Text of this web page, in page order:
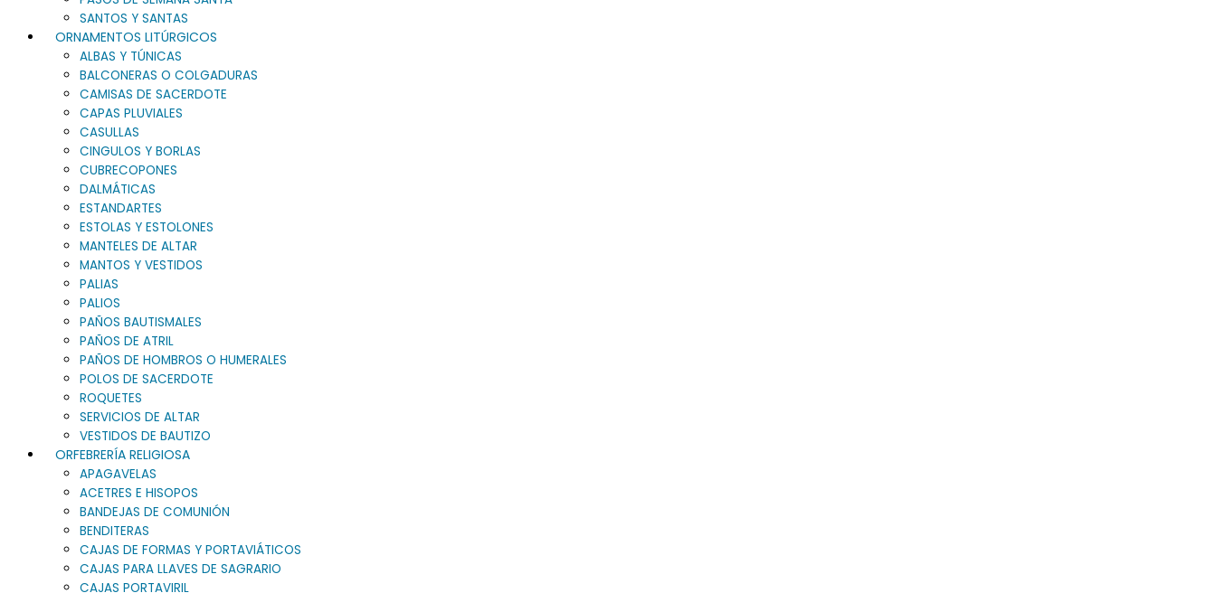
SANTOS Y SANTAS
ORNAMENTOS LITÚRGICOS
ALBAS Y TÚNICAS
BALCONERAS O COLGADURAS
CAMISAS DE SACERDOTE
CAPAS PLUVIALES
CASULLAS
CINGULOS Y BORLAS
CUBRECOPONES
DALMÁTICAS
ESTANDARTES
ESTOLAS Y ESTOLONES
MANTELES DE ALTAR
MANTOS Y VESTIDOS
PALIAS
PALIOS
PAÑOS BAUTISMALES
PAÑOS DE ATRIL
PAÑOS DE HOMBROS O HUMERALES
POLOS DE SACERDOTE
ROQUETES
SERVICIOS DE ALTAR
VESTIDOS DE BAUTIZO
ORFEBRERÍA RELIGIOSA
APAGAVELAS
ACETRES E HISOPOS
BANDEJAS DE COMUNIÓN
BENDITERAS
CAJAS DE FORMAS Y PORTAVIÁTICOS
CAJAS PARA LLAVES DE SAGRARIO
CAJAS PORTAVIRIL